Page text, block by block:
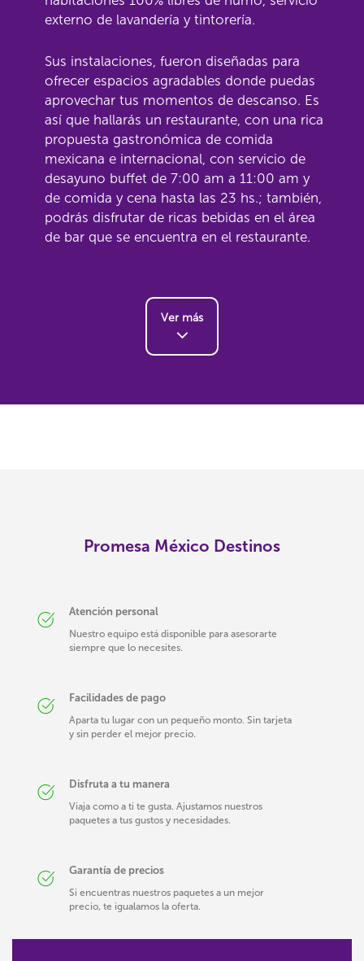
externo de lavandería y tintorería.
Sus instalaciones, fueron diseñadas para
ofrecer espacios agradables donde puedas
aprovechar tus momentos de descanso. Es
así que hallarás un restaurante, con una rica
propuesta gastronómica de comida
mexicana e internacional, con servicio de
desayuno buffet de 7:00 am a 11:00 am y
de comida y cena hasta las 23 hs.; también,
podrás disfrutar de ricas bebidas en el área
de bar que se encuentra en el restaurante.
Ver más
Promesa México Destinos
Atención personal
Nuestro equipo está disponible para asesorarte
siempre que lo necesites.
Facilidades de pago
Aparta tu lugar con un pequeño monto. Sin tarjeta
y sin perder el mejor precio.
Disfruta a tu manera
Viaja como a ti te gusta. Ajustamos nuestros
paquetes a tus gustos y necesidades.
Garantía de precios
Si encuentras nuestros paquetes a un mejor
precio, te igualamos la oferta.